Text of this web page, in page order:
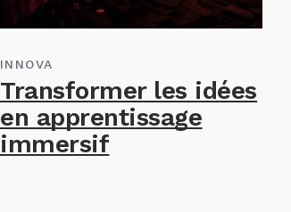
INNOVA
Transformer les idées
en apprentissage
immersif